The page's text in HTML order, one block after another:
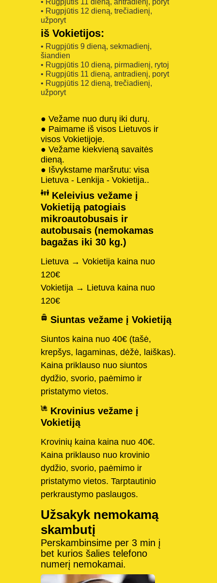
• Rugpjūtis 12 dieną, trečiadienį,
užporyt
iš Vokietijos:
• Rugpjūtis 9 dieną, sekmadienį,
šiandien
• Rugpjūtis 10 dieną, pirmadienį, rytoj
• Rugpjūtis 11 dieną, antradienį, poryt
• Rugpjūtis 12 dieną, trečiadienį,
užporyt
● Vežame nuo durų iki durų.
● Paimame iš visos Lietuvos ir
visos Vokietijoje.
● Vežame kiekvieną savaitės
dieną.
● Išvykstame maršrutu: visa
Lietuva - Lenkija - Vokietija..
Keleivius vežame į
Vokietiją patogiais
mikroautobusais ir
autobusais (nemokamas
bagažas iki 30 kg.)
Lietuva → Vokietija kaina nuo
120€
Vokietija → Lietuva kaina nuo
120€
Siuntas vežame į Vokietiją
Siuntos kaina nuo 40€ (tašė,
krepšys, lagaminas, dėžė, laiškas).
Kaina priklauso nuo siuntos
dydžio, svorio, paėmimo ir
pristatymo vietos.
Krovinius vežame į
Vokietiją
Krovinių kaina kaina nuo 40€.
Kaina priklauso nuo krovinio
dydžio, svorio, paėmimo ir
pristatymo vietos. Tarptautinio
perkraustymo paslaugos.
Užsakyk nemokamą
skambutį
Perskambinsime per 3 min į
bet kurios šalies telefono
numerį nemokamai.